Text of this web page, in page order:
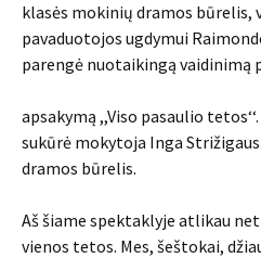
klasės mokinių dramos būrelis,
pavaduotojos ugdymui
parengė nuotaikingą vaidinimą
apsakymą ,,Viso pasaulio
sukūrė mokytoja Inga
dramos būrelis.
Aš šiame spektaklyje atlikau
vienos tetos. Mes, šeštokai,